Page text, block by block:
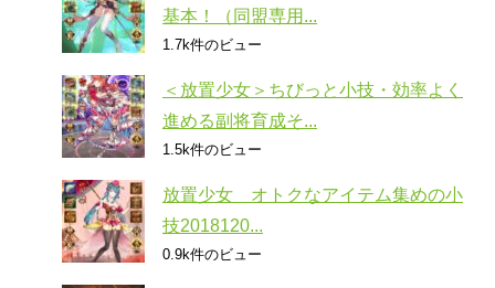
基本！（同盟専用...
1.7k件のビュー
＜放置少女＞ちびっと小技・効率よく
進める副将育成そ...
1.5k件のビュー
放置少女 オトクなアイテム集めの小
技2018120...
0.9k件のビュー